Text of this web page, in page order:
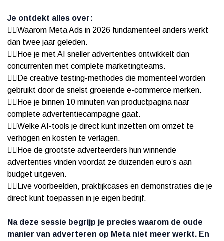
Je ontdekt alles over:
👉🏻Waarom Meta Ads in 2026 fundamenteel anders werkt
dan twee jaar geleden.
👉🏻Hoe je met AI sneller advertenties ontwikkelt dan
concurrenten met complete marketingteams.
👉🏻De creative testing-methodes die momenteel worden
gebruikt door de snelst groeiende e-commerce merken.
👉🏻Hoe je binnen 10 minuten van productpagina naar
complete advertentiecampagne gaat.
👉🏻Welke AI-tools je direct kunt inzetten om omzet te
verhogen en kosten te verlagen.
👉🏻Hoe de grootste adverteerders hun winnende
advertenties vinden voordat ze duizenden euro’s aan
budget uitgeven.
👉🏻Live voorbeelden, praktijkcases en demonstraties die je
direct kunt toepassen in je eigen bedrijf.
Na deze sessie begrijp je precies waarom de oude
manier van adverteren op Meta niet meer werkt. En